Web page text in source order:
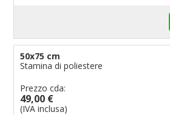
50x75 cm
Stamina di poliestere
Prezzo cda:
49,00 €
(IVA inclusa)